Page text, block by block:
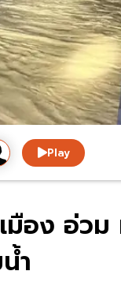
Play
มือง อ่ว
ำ